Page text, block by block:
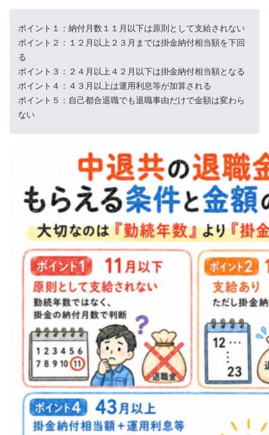
ポイント１：納付月数１１月以下は原則として支給されない
ポイント２：１２月以上２３月までは掛金納付相当額を下回
る
ポイント３：２４月以上４２月以下は掛金納付相当額となる
ポイント４：４３月以上は運用利息等が加算される
ポイント５：自己都合退職でも退職事由だけで金額は変わら
ない